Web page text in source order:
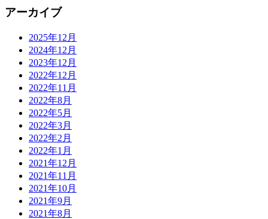
アーカイブ
2025年12月
2024年12月
2023年12月
2022年12月
2022年11月
2022年8月
2022年5月
2022年3月
2022年2月
2022年1月
2021年12月
2021年11月
2021年10月
2021年9月
2021年8月